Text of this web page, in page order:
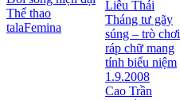
Thể thao
talaFemina
Liêu Thái
Tháng tư gãy
súng – trò chơi
ráp chữ mang
tính biểu niệm
1.9.2008
Cao Trần